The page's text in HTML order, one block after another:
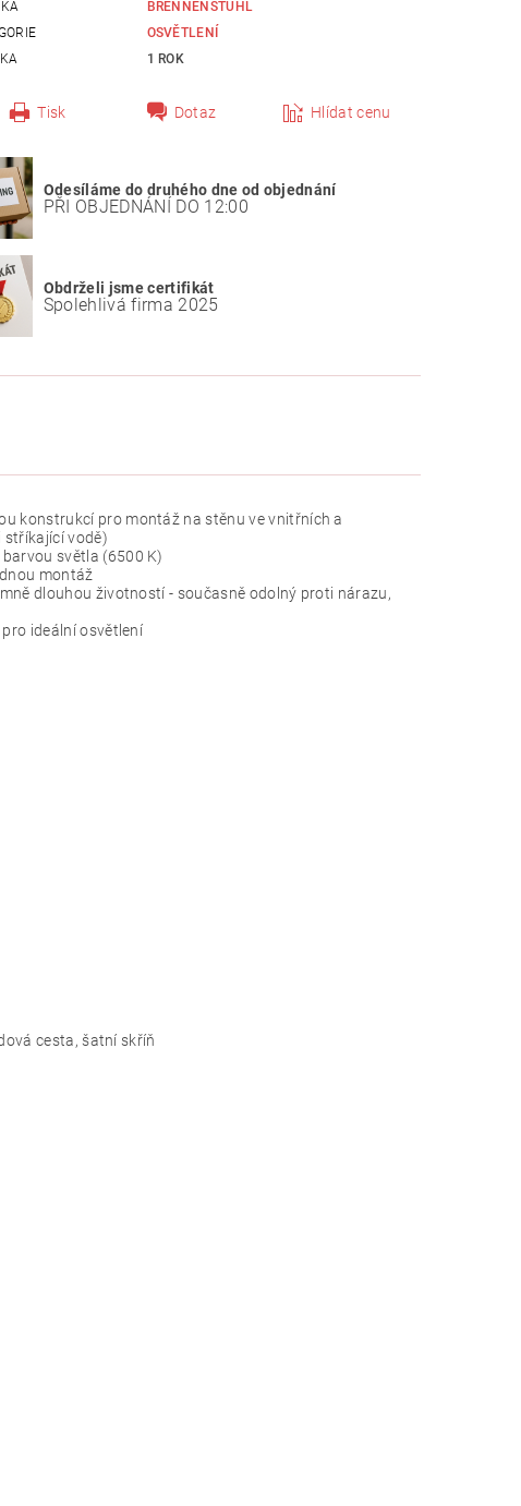
BRENNENSTUHL
OSVĚTLENÍ
1 ROK
Tisk Dotaz Hlídat cenu
Odesíláme do druhého dne od objednání
PŘI OBJEDNÁNÍ DO 12:00
Obdrželi jsme certifikát
Spolehlivá firma 2025
konstrukcí pro montáž na stěnu ve vnitřních a
stříkající vodě)
světla (6500 K)
montáž
dlouhou životností - současně odolný proti nárazu,
ideální osvětlení
cesta, šatní skříň